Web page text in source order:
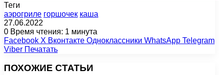
Теги
аэрогриле горшочек каша
27.06.2022
0 Время чтения: 1 минута
Facebook X Вконтакте Одноклассники WhatsApp Telegram
Viber Печатать
ПОХОЖИЕ СТАТЬИ